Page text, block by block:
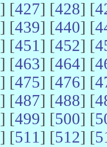
] [427] [428] [
] [439] [440] [
] [451] [452] [
] [463] [464] [
] [475] [476] [
] [487] [488] [
] [499] [500] [
] [511] [512] [